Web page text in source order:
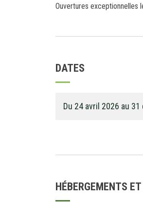
Ouvertures exceptionnelles
DATES
Du 24 avril 2026 au
HÉBERGEMENTS